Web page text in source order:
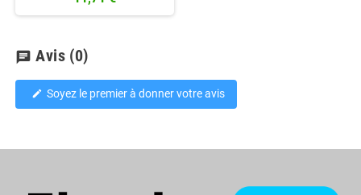
chat Avis (0)
edit Soyez le premier à donner votre avis